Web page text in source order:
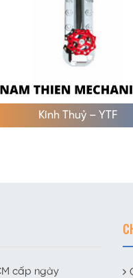
Kính Thuỷ – YTF
cấp ngày